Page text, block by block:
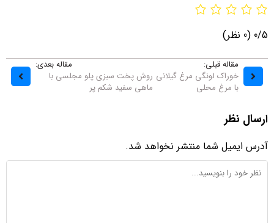
0/5 (0 نظر)
مقاله قبلی:
خوراک لونگی مرغ گیلانی
با مرغ محلی
مقاله بعدی:
روش پخت سبزی پلو مجلسی با
ماهی سفید شکم پر
ارسال نظر
آدرس ایمیل شما منتشر نخواهد شد.